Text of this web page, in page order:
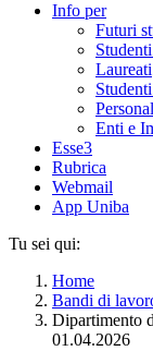
Info per
Futuri
Laureati
Enti e
Esse3
Rubrica
Webmail
App Uniba
Tu sei qui:
Home
Bandi di
Dipartimento
01.04.2026